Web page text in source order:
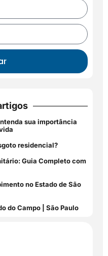
sua importância
residencial?
Guia Completo com
no Estado de São
do Campo | São Paulo